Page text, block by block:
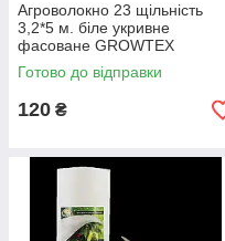
Агроволокно 23 щільність
3,2*5 м. біле укривне
фасоване GROWTEX
Готово до відправки
120 ₴